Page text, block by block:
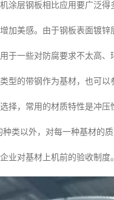
涂层钢板相比应用要广泛
加美感。由于钢板表面镀
于一些对防腐要求不太高
型的带钢作为基材，也可
择，常用的材质特性是冲
类以外，对每一种基材的
业对基材上机前的验收制度